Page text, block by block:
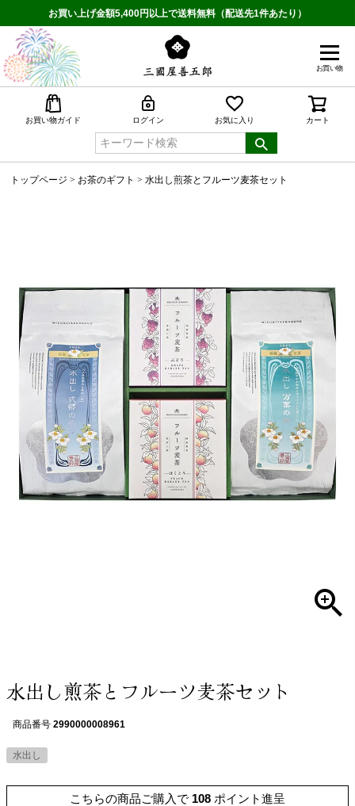
お買い上げ金額5,400円以上で送料無料（配送先1件あたり）
お買い物
お買い物ガイド ログイン お気に入り カート
トップページ お茶のギフト 水出し煎茶とフルーツ麦茶セット
水出し煎茶とフルーツ麦茶セット
商品番号 2990000008961
水出し
こちらの商品ご購入で 108 ポイント進呈